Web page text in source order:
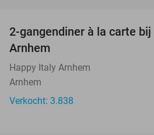
2-gangendiner à la carte
Arnhem
Happy Italy Arnhem
Arnhem
Verkocht: 3.838